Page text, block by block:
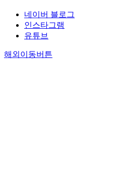
네이버 블로그
인스타그램
유튜브
해외이동버튼